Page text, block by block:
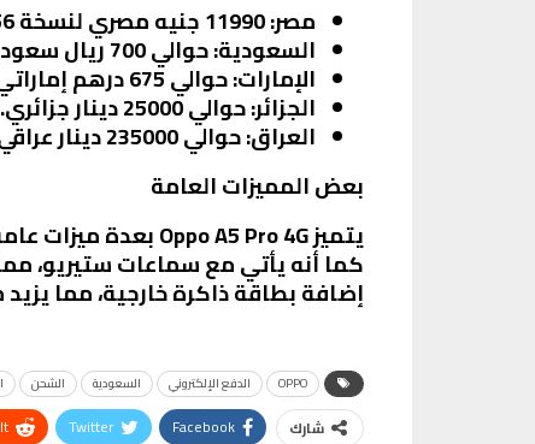
مصر:
السعودية:حوالي 700 ريال سعودي.
الإمارات:حوالي 675 درهم إماراتي.
الجزائر:حوالي 25000 دينار جزائري.
العراق:حوالي 235000 دينار عراقي.
بعض المميزات العامة
كما أنه يأتي مع سماعات ستيريو،
إضافة بطاقة ذاكرة خارجية، مما
OPPO الدفع الإلكتروني السعودية الشحن
شارك Facebook
Twitter